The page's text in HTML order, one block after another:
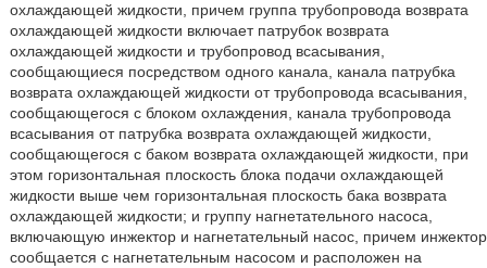
охлаждающей жидкости, причем группа трубопровода возврата
охлаждающей жидкости включает патрубок возврата
охлаждающей жидкости и трубопровод всасывания,
сообщающиеся посредством одного канала, канала патрубка
возврата охлаждающей жидкости от трубопровода всасывания,
сообщающегося с блоком охлаждения, канала трубопровода
всасывания от патрубка возврата охлаждающей жидкости,
сообщающегося с баком возврата охлаждающей жидкости, при
этом горизонтальная плоскость блока подачи охлаждающей
жидкости выше чем горизонтальная плоскость бака возврата
охлаждающей жидкости; и группу нагнетательного насоса,
включающую инжектор и нагнетательный насос, причем инжектор
сообщается с нагнетательным насосом и расположен на